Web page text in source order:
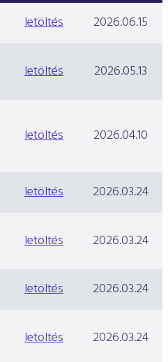
letöltés
2026.06.15
letöltés
2026.05.13
letöltés 2026.04.10
letöltés
2026.03.24
letöltés
2026.03.24
letöltés
2026.03.24
letöltés
2026.03.24